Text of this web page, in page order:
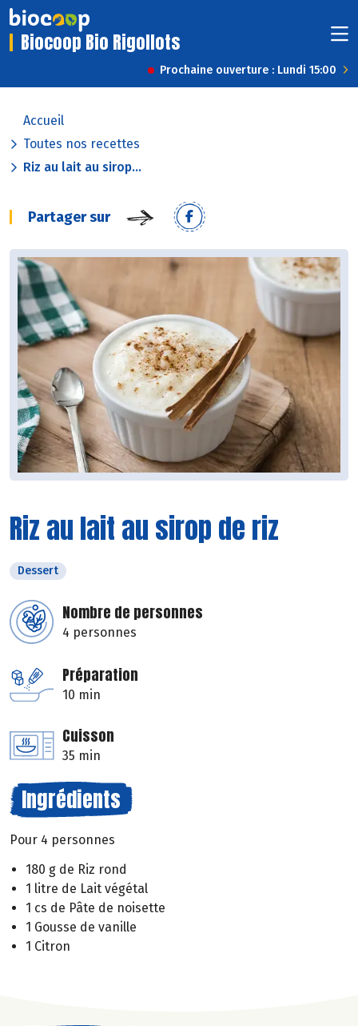
Biocoop Bio Rigollots
Prochaine ouverture : Lundi 15:00
Accueil
Toutes nos recettes
Riz au lait au sirop...
Partager sur
Riz au lait au sirop de riz
Dessert
Nombre de personnes
4 personnes
Préparation
10 min
Cuisson
35 min
Ingrédients
Pour 4 personnes
180 g de Riz rond
1 litre de Lait végétal
1 cs de Pâte de noisette
1 Gousse de vanille
1 Citron